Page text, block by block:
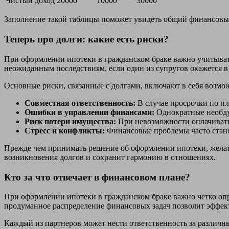
Заполнение такой таблицы поможет увидеть общий
Теперь про долги: какие есть риски?
При оформлении ипотеки в гражданском браке важно
неожиданным последствиям, если один из супругов окажется
Основные риски, связанные с долгами, включают в себя
Совместная ответственность: В случае просрочки по
Ошибки в управлении финансами: Однократные
Риск потери имущества: При невозможности
Стресс и конфликты: Финансовые проблемы часто
Прежде чем принимать решение об оформлении ипотеки,
возникновения долгов и сохранит гармонию в отношениях.
Кто за что отвечает в финансовом плане?
При оформлении ипотеки в гражданском браке важно четко
продуманное распределение финансовых задач позволит
Каждый из партнеров может нести ответственность за